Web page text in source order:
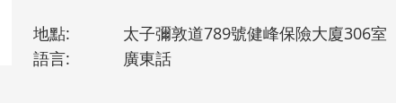
地點:
太子彌敦道789號健峰保險大廈306室
語言:
廣東話